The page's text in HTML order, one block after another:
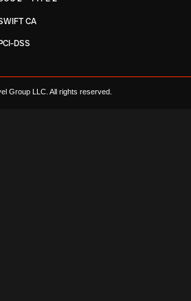
CA
DSS
Group LLC. All rights reserved.